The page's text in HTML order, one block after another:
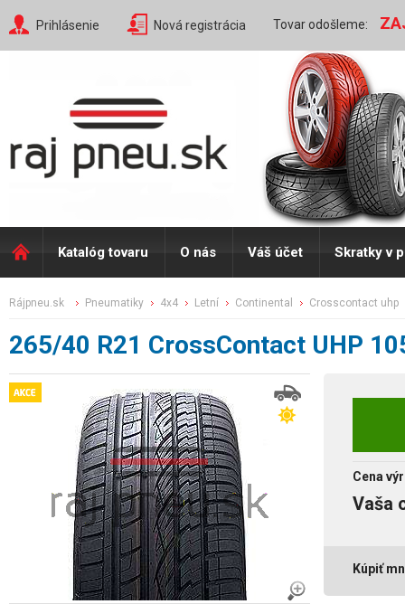
Prihlásenie Nová registrácia Tovar odošleme:
Katalóg tovaru O nás Váš účet Skratky v
rájpneu.sk pneumatiky 4x4 letní continental crosscontact uhp
265/40 R21 CrossContact UHP
Cena
Vaša
Kúpiť